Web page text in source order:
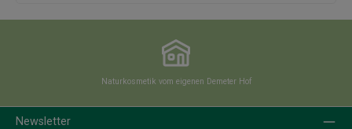
Naturkosmetik vom eigenen Demeter Hof
Newsletter